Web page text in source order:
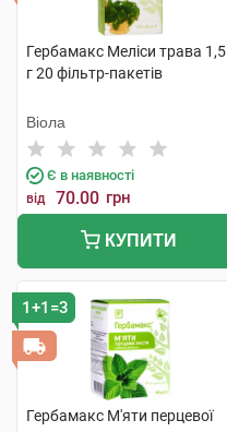
Гербамакс Меліси трава 1,5
г 20 фільтр-пакетів
Віола
Є в наявності
від 70.00 грн
КУПИТИ
1+1=3
Гербамакс М'яти перцевої